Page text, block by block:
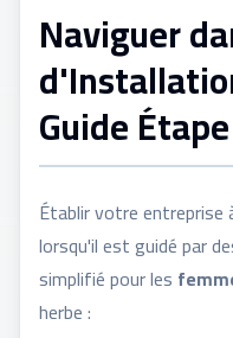
Naviguer
Guide
Établir votre entreprise
lorsqu'il est guidé par
simplifié pour les
herbe :